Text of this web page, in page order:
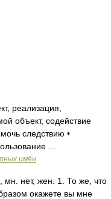
реализация,
объект, содействие
следствию •
…
имён
нет, жен. 1. То же, что
окажете вы мне